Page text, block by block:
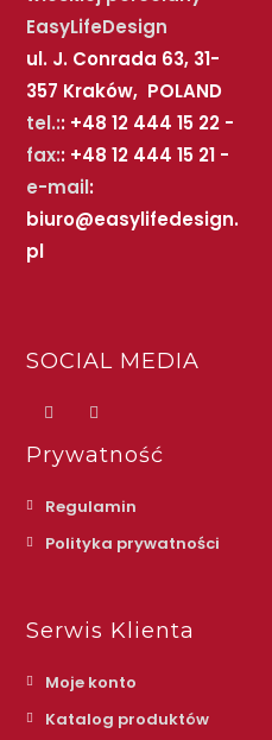
EasyLifeDesign
ul. J. Conrada 63, 31-
357 Kraków, POLAND
tel.:: +48 12 444 15 22 -
fax:: +48 12 444 15 21 -
e-mail:
biuro@easylifedesign.
pl
SOCIAL MEDIA
Prywatność
Regulamin
Polityka prywatności
Serwis Klienta
Moje konto
Katalog produktów